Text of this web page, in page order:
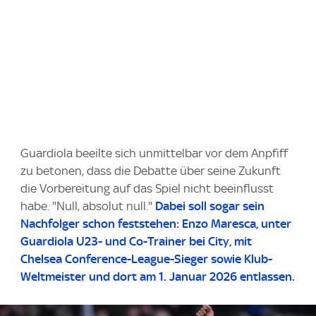
Guardiola beeilte sich unmittelbar vor dem Anpfiff
zu betonen, dass die Debatte über seine Zukunft
die Vorbereitung auf das Spiel nicht beeinflusst
habe. "Null, absolut null." Dabei soll sogar sein
Nachfolger schon feststehen: Enzo Maresca, unter
Guardiola U23- und Co-Trainer bei City, mit
Chelsea Conference-League-Sieger sowie Klub-
Weltmeister und dort am 1. Januar 2026 entlassen.